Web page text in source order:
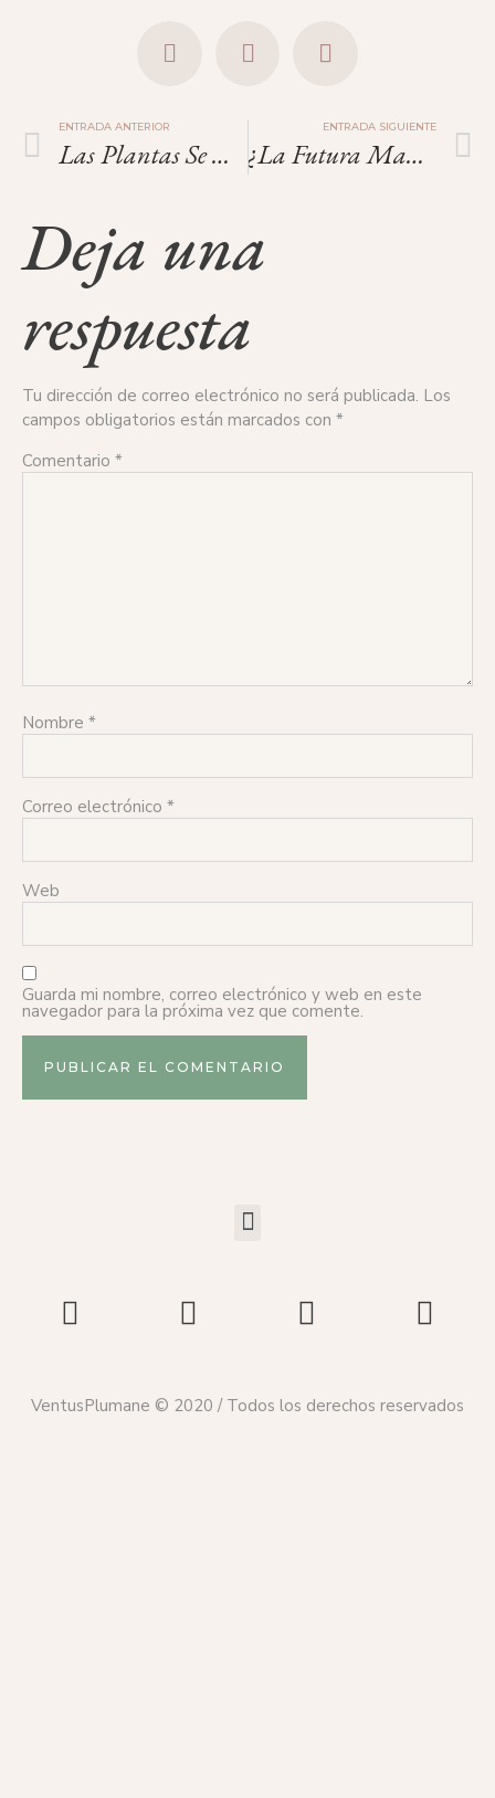
ENTRADA ANTERIOR
Las Plantas Se Mueven Y La Magia De Dar Vida: Una Reflexión Sobre La Donación De Óvulos.
ENTRADA SIGUIENTE
¿La Futura Madre Por Ovodonación Puede Conocer Mi Identidad Y Buscarme?
Deja una
respuesta
Tu dirección de correo electrónico no será publicada. Los
campos obligatorios están marcados con *
Comentario *
Nombre *
Correo electrónico *
Web
Guarda mi nombre, correo electrónico y web en este
navegador para la próxima vez que comente.
VentusPlumane © 2020 / Todos los derechos reservados